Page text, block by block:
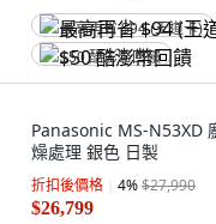
最高再省 $94 (王道卡)
$50 酷澎幣回饋
Panasonic MS-N53XD
燥處理 銀色 日製
折扣後價格 4%$27,990
$26,799